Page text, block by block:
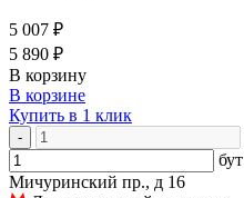
5 007 ₽
5 890 ₽
В корзину
В корзине
Купить в 1 клик
-
бут
Мичуринский пр., д 16